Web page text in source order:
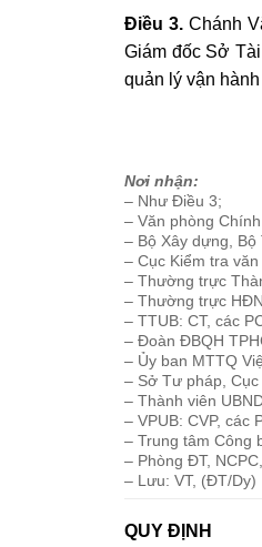
Điều 3.Chánh
Giám đốc Sở
quản lý vận
Nơi nhận:
– Như Điều 3;
– Văn phòng
– Bộ Xây dựng, Bộ
– Cục Kiểm tra
– Thường trực
– Thường trực
– TTUB: CT, các
– Đoàn ĐBQH
– Ủy ban MTTQ
– Sở Tư pháp,
– Thành viên
– VPUB: CVP, các
– Trung tâm Công
– Phòng ĐT,
– Lưu: VT, (ĐT/Dy)
QUY ĐỊNH